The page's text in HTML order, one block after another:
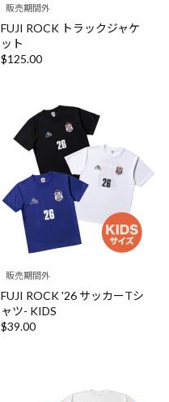
販売期間外
FUJI ROCK トラックジャケ
ット
$‌125.00
販売期間外
FUJI ROCK '26 サッカーTシ
ャツ- KIDS
$‌39.00